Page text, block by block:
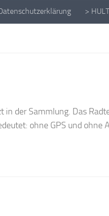
>
in der Sammlung. Das
ohne GPS und ohne